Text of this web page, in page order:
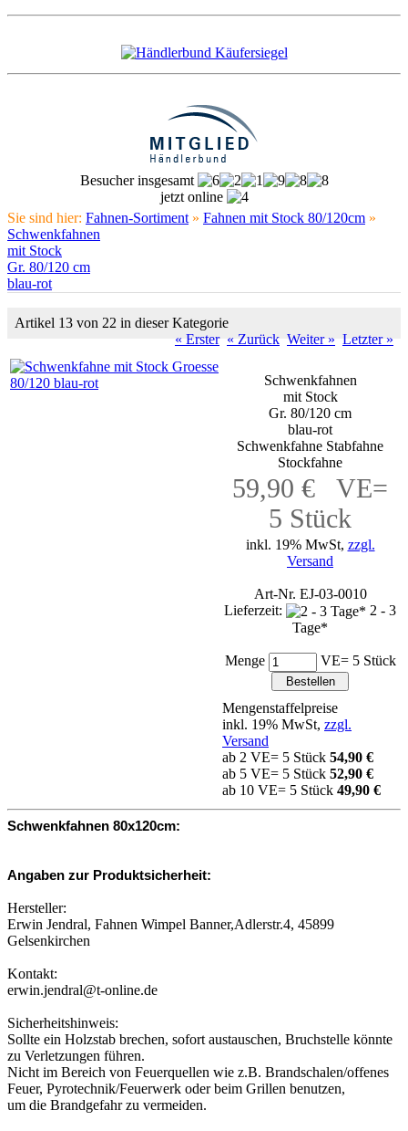
Besucher insgesamt
jetzt online
Sie sind hier: Fahnen-Sortiment » Fahnen mit Stock 80/120cm »
Schwenkfahnen
mit Stock
Gr. 80/120 cm
blau-rot
Artikel 13 von 22 in dieser Kategorie
« Erster « Zurück Weiter » Letzter »
Schwenkfahnen
mit Stock
Gr. 80/120 cm
blau-rot
Schwenkfahne Stabfahne
Stockfahne
59,90 € VE=
5 Stück
inkl. 19% MwSt, zzgl.
Versand
Art-Nr. EJ-03-0010
Lieferzeit:
2 - 3
Tage*
Menge VE= 5 Stück
Mengenstaffelpreise
inkl. 19% MwSt, zzgl.
Versand
ab 2 VE= 5 Stück 54,90 €
ab 5 VE= 5 Stück 52,90 €
ab 10 VE= 5 Stück 49,90 €
Schwenkfahnen 80x120cm:
Angaben zur Produktsicherheit:
Hersteller:
Erwin Jendral, Fahnen Wimpel Banner,Adlerstr.4, 45899
Gelsenkirchen
Kontakt:
erwin.jendral@t-online.de
Sicherheitshinweis:
Sollte ein Holzstab brechen, sofort austauschen, Bruchstelle könnte
zu Verletzungen führen.
Nicht im Bereich von Feuerquellen wie z.B. Brandschalen/offenes
Feuer, Pyrotechnik/Feuerwerk oder beim Grillen benutzen,
um die Brandgefahr zu vermeiden.